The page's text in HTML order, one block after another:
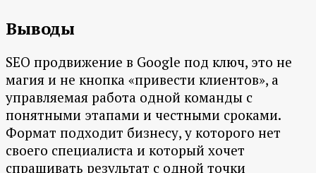
Выводы
SEO продвижение в Google под ключ, это не
магия и не кнопка «привести клиентов», а
управляемая работа одной команды с
понятными этапами и честными сроками.
Формат подходит бизнесу, у которого нет
своего специалиста и который хочет
спрашивать результат с одной точки